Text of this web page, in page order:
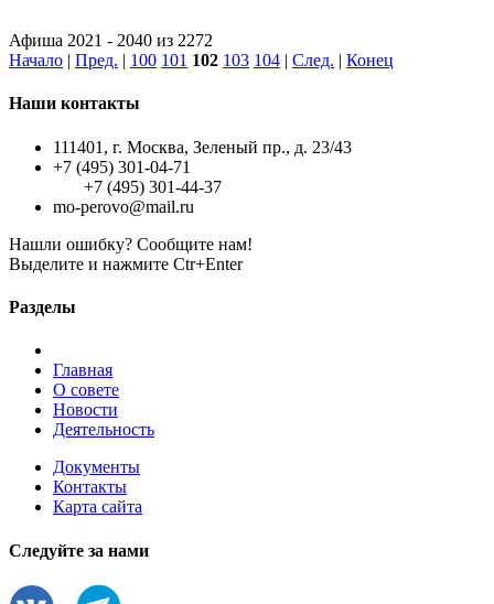
Афиша 2021 - 2040 из 2272
Начало | Пред. | 100 101 102 103 104 | След. | Конец
Наши контакты
111401, г. Москва, Зеленый пр., д. 23/43
+7 (495) 301-04-71
+7 (495) 301-44-37
mo-perovo@mail.ru
Нашли ошибку? Сообщите нам!
Выделите и нажмите Ctr+Enter
Разделы
Главная
О совете
Новости
Деятельность
Документы
Контакты
Карта сайта
Следуйте за нами